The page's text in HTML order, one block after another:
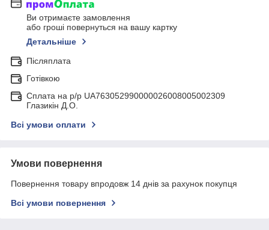
Ви отримаєте замовлення
або гроші повернуться на вашу картку
Детальніше
Післяплата
Готівкою
Сплата на р/р UA763052990000026008005002309
Глазикін Д.О.
Всі умови оплати
Умови повернення
Повернення товару впродовж 14 днів за рахунок покупця
Всі умови повернення